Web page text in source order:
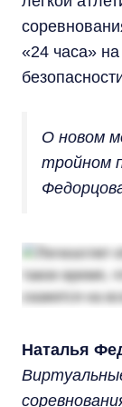
«24 часа»
О новом
тройном
Наталья